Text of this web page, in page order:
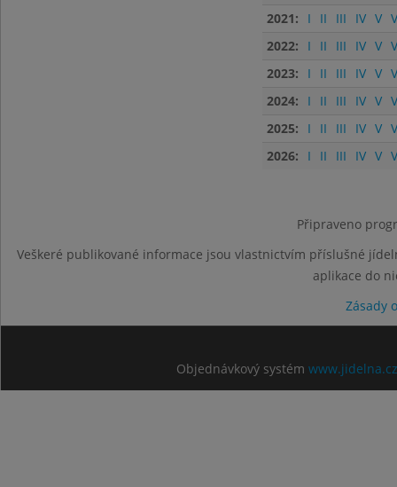
2021:
I II III IV V
2022:
I II III IV V
2023:
I II III IV V
2024:
I II III IV V
2025:
I II III IV V
2026:
I II III IV V
Připraveno
Veškeré publikované informace jsou vlastnictvím příslušné
aplikace do
Zásady
Objednávkový systém www.jidelna.cz